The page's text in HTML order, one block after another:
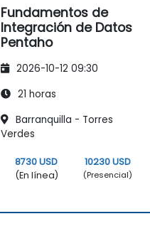
Fundamentos de
Integración de Datos
Pentaho
2026-10-12 09:30
21 horas
Barranquilla - Torres
Verdes
8730 USD
(En línea)
10230 USD
(Presencial)